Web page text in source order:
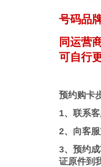
号码品
同运营
可自行
预约购卡
1、联系
2、向客
3、预约
证原件到